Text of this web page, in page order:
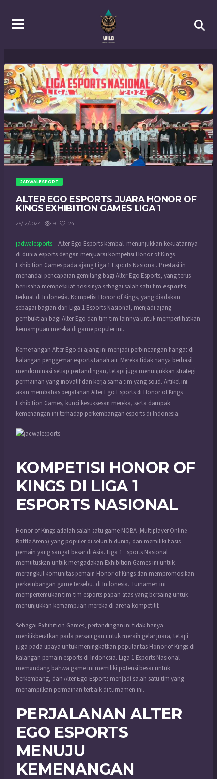
JADWALESPORT
ALTER EGO ESPORTS JUARA HONOR OF
KINGS EXHIBITION GAMES LIGA 1
25/12/2024 9 24
jadwalesports– Alter Ego Esports kembali menunjukkan kekuatannya
di dunia esports dengan menjuarai kompetisi Honor of Kings
Exhibition Games pada ajang Liga 1 Esports Nasional. Prestasi ini
menandai pencapaian gemilang bagi Alter Ego Esports, yang terus
berusaha memperkuat posisinya sebagai salah satu tim esports
terkuat di Indonesia. Kompetisi Honor of Kings, yang diadakan
sebagai bagian dari Liga 1 Esports Nasional, menjadi ajang
pembuktian bagi Alter Ego dan tim-tim lainnya untuk memperlihatkan
kemampuan mereka di game populer ini.
Kemenangan Alter Ego di ajang ini menjadi perbincangan hangat di
kalangan penggemar esports tanah air. Mereka tidak hanya berhasil
mendominasi setiap pertandingan, tetapi juga menunjukkan strategi
permainan yang inovatif dan kerja sama tim yang solid. Artikel ini
akan membahas perjalanan Alter Ego Esports di Honor of Kings
Exhibition Games, kunci kesuksesan mereka, serta dampak
kemenangan ini terhadap perkembangan esports di Indonesia.
KOMPETISI HONOR OF
KINGS DI LIGA 1
ESPORTS NASIONAL
Honor of Kings adalah salah satu game MOBA (Multiplayer Online
Battle Arena) yang populer di seluruh dunia, dan memiliki basis
pemain yang sangat besar di Asia. Liga 1 Esports Nasional
memutuskan untuk mengadakan Exhibition Games ini untuk
merangkul komunitas pemain Honor of Kings dan mempromosikan
perkembangan game tersebut di Indonesia. Turnamen ini
mempertemukan tim-tim esports papan atas yang bersaing untuk
menunjukkan kemampuan mereka di arena kompetitif.
Sebagai Exhibition Games, pertandingan ini tidak hanya
menitikberatkan pada persaingan untuk meraih gelar juara, tetapi
juga pada upaya untuk meningkatkan popularitas Honor of Kings di
kalangan pemain esports di Indonesia. Liga 1 Esports Nasional
memandang bahwa game ini memiliki potensi besar untuk
berkembang, dan Alter Ego Esports menjadi salah satu tim yang
menampilkan permainan terbaik di turnamen ini.
PERJALANAN ALTER
EGO ESPORTS
MENUJU
KEMENANGAN